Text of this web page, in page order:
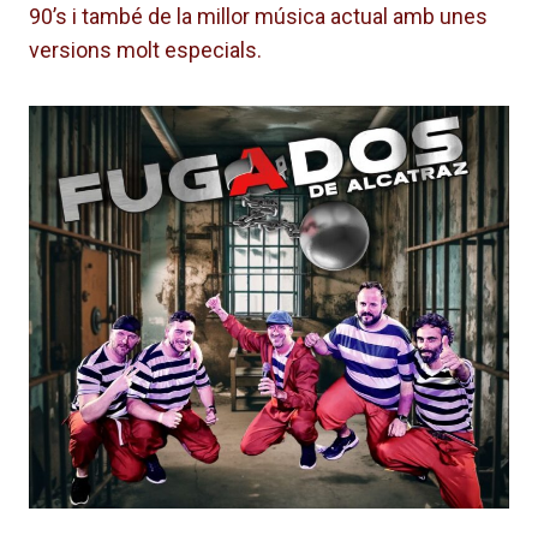
90’s i també de la millor música actual amb unes
versions molt especials.